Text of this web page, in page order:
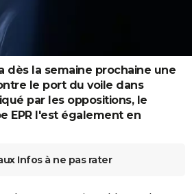
dès la semaine prochaine une
le port du voile dans
par les oppositions, le
EPR l'est également en
Infos à ne pas rater